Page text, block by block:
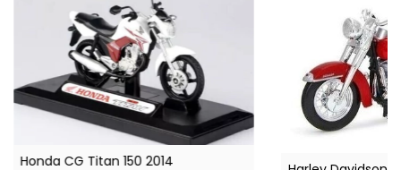
Honda CG Titan 150 2014